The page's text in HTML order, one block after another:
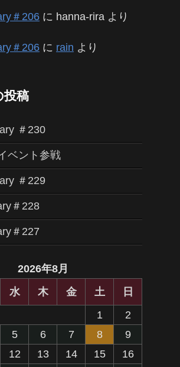
＃206 に hanna-rira より
＃206 に rain より
投稿
＃230
ベント参戦
＃229
＃228
＃227
2026年8月
水 木 金 土
日
1
2
5 6 7 8
9
12 13 14 15
16